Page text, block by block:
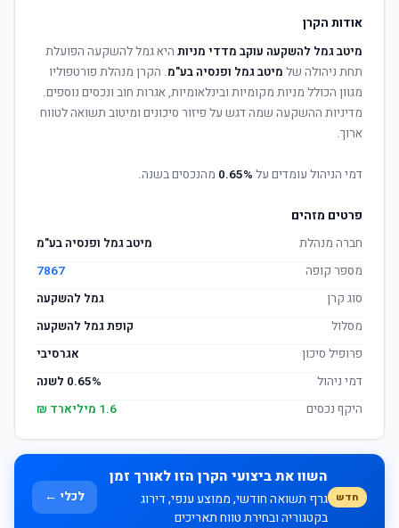
אודות הקרן
מיטב גמל להשקעה עוקב מדדי מניות היא גמל להשקעה הפועלת
תחת ניהולה של מיטב גמל ופנסיה בע"מ. הקרן מנהלת פורטפוליו
מגוון הכולל מניות מקומיות ובינלאומיות, אגרות חוב ונכסים נוספים.
מדיניות ההשקעה שמה דגש על פיזור סיכונים ומיטוב תשואה לטווח
ארוך.
דמי הניהול עומדים על 0.65% מהנכסים בשנה.
פרטים מזהים
חברה מנהלת
מיטב גמל ופנסיה בע"מ
מספר קופה
7867
סוג קרן
גמל להשקעה
מסלול
קופת גמל להשקעה
פרופיל סיכון
אגרסיבי
דמי ניהול
0.65% לשנה
היקף נכסים
1.6 מיליארד ₪
חדש
השוו את ביצועי הקרן הזו לאורך זמן
גרף תשואה חודשי, ממוצע ענפי, דירוג
בקטגוריה ובחירת טווח תאריכים
לכלי ←